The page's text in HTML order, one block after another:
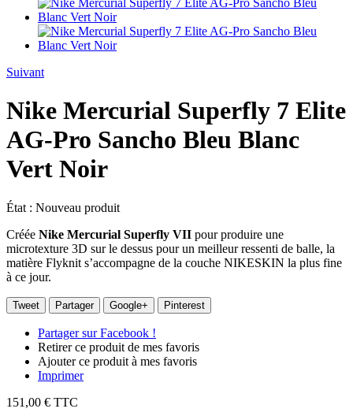
Suivant
Nike Mercurial Superfly 7 Elite
AG-Pro Sancho Bleu Blanc
Vert Noir
État : Nouveau produit
Créée Nike Mercurial Superfly VII pour produire une
microtexture 3D sur le dessus pour un meilleur ressenti de balle, la
matière Flyknit s’accompagne de la couche NIKESKIN la plus fine
à ce jour.
Tweet Partager Google+ Pinterest
Partager sur Facebook !
Retirer ce produit de mes favoris
Ajouter ce produit à mes favoris
Imprimer
151,00 € TTC